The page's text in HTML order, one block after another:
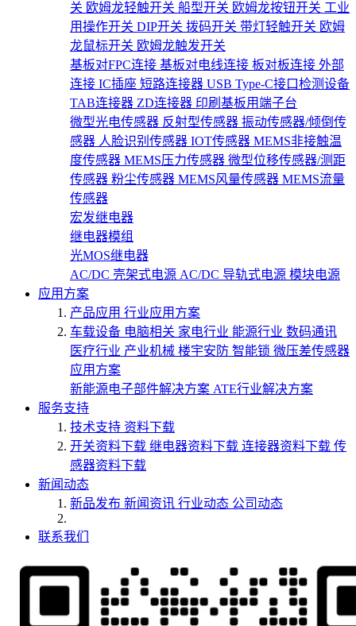
关 欧姆龙轻触开关 船型开关 欧姆龙按钮开关 工业
用操作开关 DIP开关 拨码开关 带灯轻触开关 欧姆
龙鼠标开关 欧姆龙触发开关
基板对FPC连接 基板对电线连接 板对板连接 外部
连接 IC插座 短路连接器 USB Type-C接口检测设备
TAB连接器 ZD连接器 印刷基板用端子台
微型光电传感器 反射型传感器 振动传感器/倾倒传
感器 人脸识别传感器 IOT传感器 MEMS非接触温
度传感器 MEMS压力传感器 微型位移传感器/测距
传感器 粉尘传感器 MEMS风量传感器 MEMS流量
传感器
宏发继电器
继电器模组
光MOS继电器
AC/DC 壳架式电源 AC/DC 导轨式电源 模块电源
应用方案
产品应用 行业应用方案
车载设备 电脑相关 家电行业 能源行业 数码通讯
医疗行业 产业机械 楼宇安防 智能锁 微压差传感器
应用方案
新能源电子部件解决方案 ATE行业解决方案
服务支持
技术支持 资料下载
开关资料下载 继电器资料下载 连接器资料下载 传
感器资料下载
新闻动态
新品发布 新闻资讯 行业动态 公司动态
联系我们